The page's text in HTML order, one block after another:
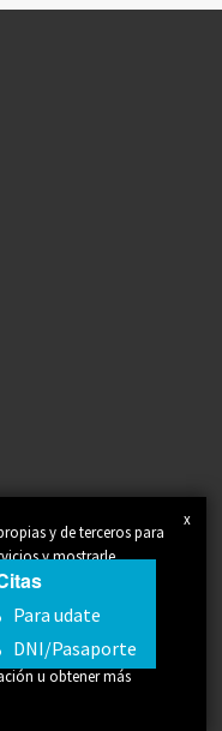
Para udate
DNI/Pasaporte
x
y de terceros para
y mostrarle
con sus preferencias
sus hábitos de
navegando,
su uso. Puede
u obtener más